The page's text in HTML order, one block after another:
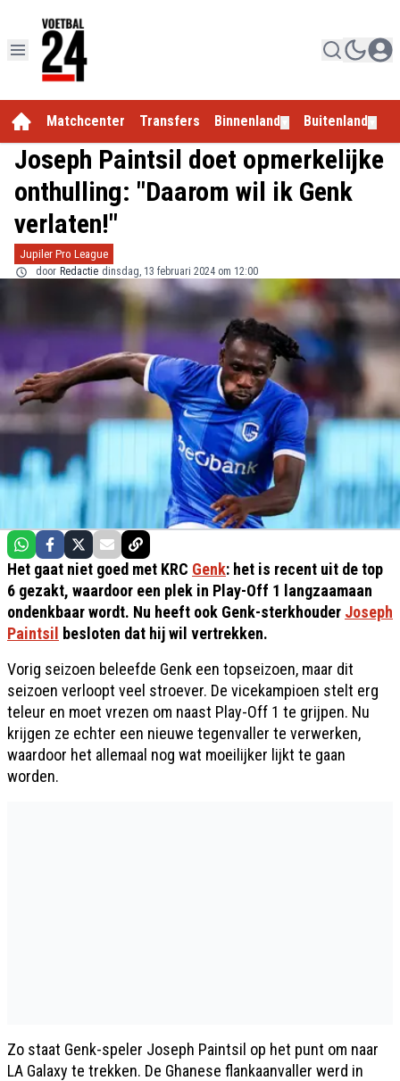
Matchcenter Transfers Binnenland Buitenland
Joseph Paintsil doet opmerkelijke
onthulling: "Daarom wil ik Genk
verlaten!"
Jupiler Pro League
door Redactie dinsdag, 13 februari 2024 om 12:00
Het gaat niet goed met KRC Genk: het is recent uit de top
6 gezakt, waardoor een plek in Play-Off 1 langzaamaan
ondenkbaar wordt. Nu heeft ook Genk-sterkhouder Joseph
Paintsil
besloten dat hij wil vertrekken.
Vorig seizoen beleefde Genk een topseizoen, maar dit
seizoen verloopt veel stroever. De vicekampioen stelt erg
teleur en moet vrezen om naast Play-Off 1 te grijpen. Nu
krijgen ze echter een nieuwe tegenvaller te verwerken,
waardoor het allemaal nog wat moeilijker lijkt te gaan
worden.
Zo staat Genk-speler Joseph Paintsil op het punt om naar
LA Galaxy te trekken. De Ghanese flankaanvaller werd in